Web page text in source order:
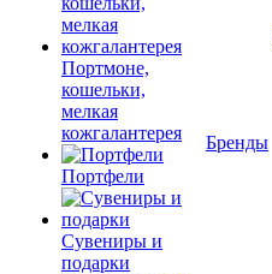
Портмоне,
кошельки,
мелкая
кожгалантерея
Портфели
Сувениры и
подарки
Бренды